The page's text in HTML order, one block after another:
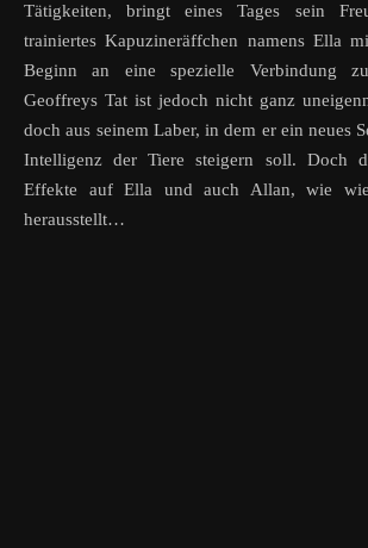
Tätigkeiten, bringt eines Tages sein
trainiertes Kapuzineräffchen namens Ella
Beginn an eine spezielle Verbindung
Geoffreys Tat ist jedoch nicht ganz
doch aus seinem Laber, in dem er ein neues
Intelligenz der Tiere steigern soll. Doch
Effekte auf Ella und auch Allan, wie
herausstellt…